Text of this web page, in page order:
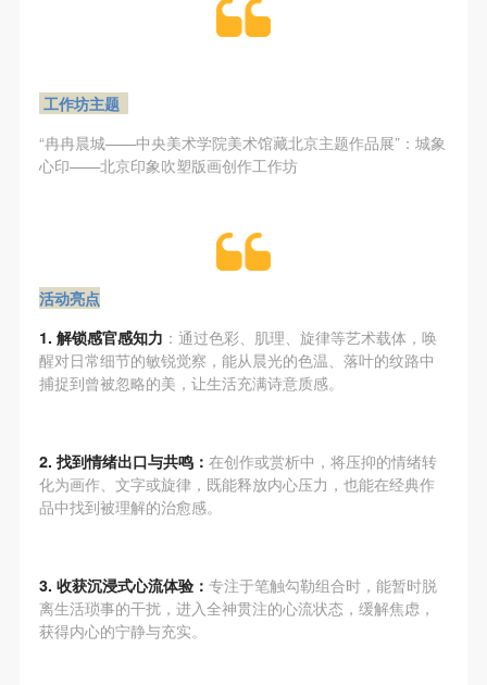
工作坊主题
“冉冉晨城——中央美术学院美术馆藏北京主题作品展”：城象
心印——北京印象吹塑版画创作工作坊
活动亮点
1. 解锁感官感知力 ：通过色彩、肌理、旋律等艺术载体，唤
醒对日常细节的敏锐觉察，能从晨光的色温、落叶的纹路中
捕捉到曾被忽略的美，让生活充满诗意质感。
2. 找到情绪出口与共鸣： 在创作或赏析中，将压抑的情绪转
化为画作、文字或旋律，既能释放内心压力，也能在经典作
品中找到被理解的治愈感。
3. 收获沉浸式心流体验： 专注于笔触勾勒组合时，能暂时脱
离生活琐事的干扰，进入全神贯注的心流状态，缓解焦虑，
获得内心的宁静与充实。
律、法规，必须遵循道德和社会公德规范，并应该具
第三条
参加本次活动人员应该是成年人（具有完全民事行为
能力的人，18周岁以上）未成年人必须在成年人的陪
参加活动者在此次活动期间的人身安全责任自负。鼓
励参加者自行购买人身安全保险。活动中一旦出现事
事故的任何责任，但有互相援助的义务。参加活动的
成员应当积极主动的组织实施救援工作，但对事故本
第五条
参加活动者在此次活动期间应主动遵守美术馆活动秩
地、空间、艺术品、衍生品等受到不同程度的损失、
破坏。活动中任何非事故当事人及美术馆将不承担相
律、法规，必须遵循道德和社会公德规范，并应该具
第三条
参加本次活动人员应该是成年人（具有完全民事行为
能力的人，18周岁以上）未成年人必须在成年人的陪
参加活动者在此次活动期间的人身安全责任自负。鼓
励参加者自行购买人身安全保险。活动中一旦出现事
事故的任何责任，但有互相援助的义务。参加活动的
成员应当积极主动的组织实施救援工作，但对事故本
第五条
参加活动者在此次活动期间应主动遵守美术馆活动秩
地、空间、艺术品、衍生品等受到不同程度的损失、
破坏。活动中任何非事故当事人及美术馆将不承担相
律、法规，必须遵循道德和社会公德规范，并应该具
第三条
参加本次活动人员应该是成年人（具有完全民事行为
能力的人，18周岁以上）未成年人必须在成年人的陪
参加活动者在此次活动期间的人身安全责任自负。鼓
励参加者自行购买人身安全保险。活动中一旦出现事
事故的任何责任，但有互相援助的义务。参加活动的
成员应当积极主动的组织实施救援工作，但对事故本
第五条
参加活动者在此次活动期间应主动遵守美术馆活动秩
地、空间、艺术品、衍生品等受到不同程度的损失、
破坏。活动中任何非事故当事人及美术馆将不承担相